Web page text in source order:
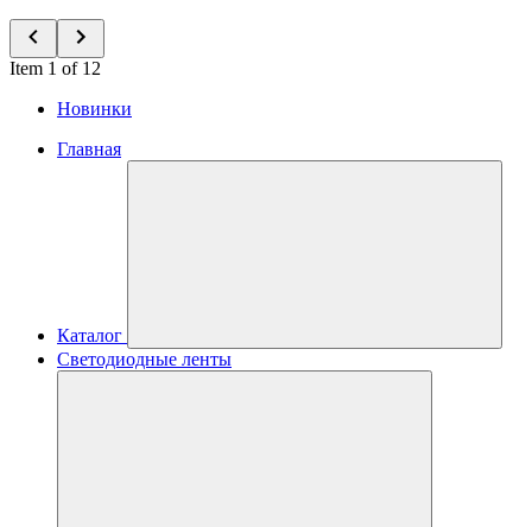
Item 1 of 12
Новинки
Главная
Каталог
Светодиодные ленты